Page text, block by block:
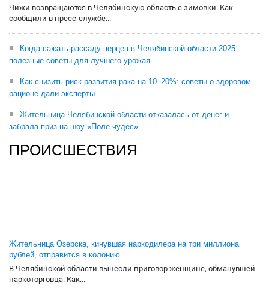
Чижи возвращаются в Челябинскую область с зимовки. Как
сообщили в пресс-службе...
Когда сажать рассаду перцев в Челябинской области-2025:
полезные советы для лучшего урожая
Как снизить риск развития рака на 10–20%: советы о здоровом
рационе дали эксперты
Жительница Челябинской области отказалась от денег и
забрала приз на шоу «Поле чудес»
ПРОИСШЕСТВИЯ
Жительница Озерска, кинувшая наркодилера на три миллиона
рублей, отправится в колонию
В Челябинской области вынесли приговор женщине, обманувшей
наркоторговца. Как...